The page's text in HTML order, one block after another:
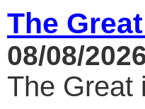
The
08/08/
The Great